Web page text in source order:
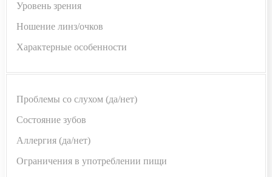
Уровень зрения
Ношение линз/очков
Характерные особенности
Проблемы со слухом (да/нет)
Состояние зубов
Аллергия (да/нет)
Ограничения в употреблении пищи